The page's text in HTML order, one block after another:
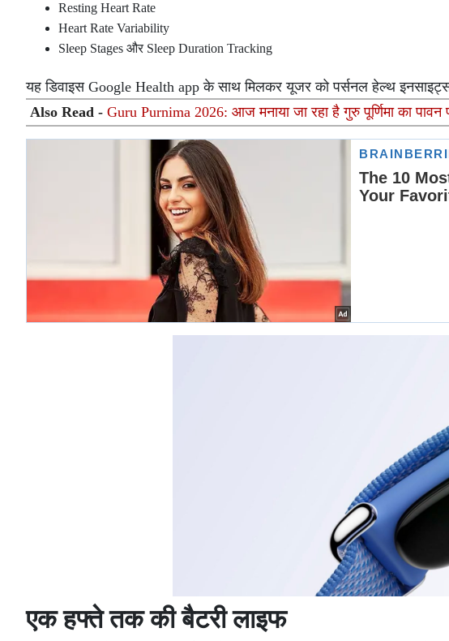
Resting Heart Rate
Heart Rate Variability
Sleep Stages और Sleep Duration Tracking
यह डिवाइस Google Health app के साथ मिलकर यूजर को पर्सनल हेल्थ इनसाइट्स
Also Read - Guru Purnima 2026: आज मनाया जा रहा है गुरु पूर्णिमा का
एक हफ्ते तक की बैटरी लाइफ